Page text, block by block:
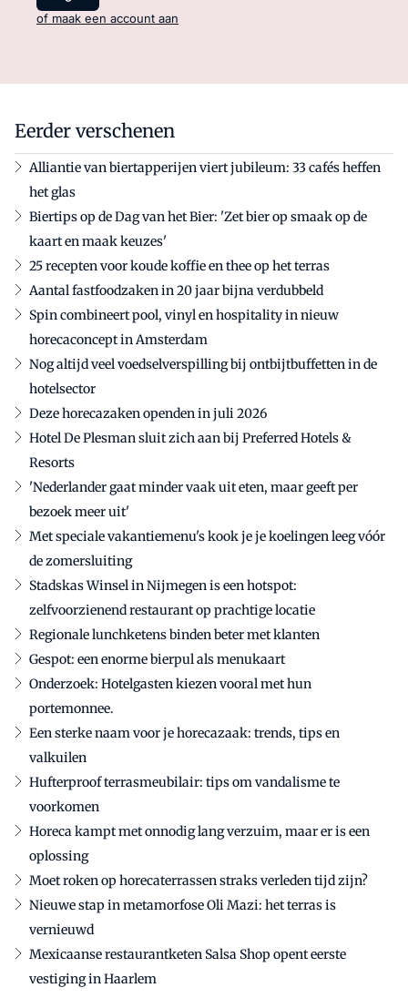
of maak een account aan
Eerder verschenen
Alliantie van biertapperijen viert jubileum: 33 cafés heffen
het glas
Biertips op de Dag van het Bier: 'Zet bier op smaak op de
kaart en maak keuzes'
25 recepten voor koude koffie en thee op het terras
Aantal fastfoodzaken in 20 jaar bijna verdubbeld
Spin combineert pool, vinyl en hospitality in nieuw
horecaconcept in Amsterdam
Nog altijd veel voedselverspilling bij ontbijtbuffetten in de
hotelsector
Deze horecazaken openden in juli 2026
Hotel De Plesman sluit zich aan bij Preferred Hotels &
Resorts
'Nederlander gaat minder vaak uit eten, maar geeft per
bezoek meer uit'
Met speciale vakantiemenu's kook je je koelingen leeg vóór
de zomersluiting
Stadskas Winsel in Nijmegen is een hotspot:
zelfvoorzienend restaurant op prachtige locatie
Regionale lunchketens binden beter met klanten
Gespot: een enorme bierpul als menukaart
Onderzoek: Hotelgasten kiezen vooral met hun
portemonnee.
Een sterke naam voor je horecazaak: trends, tips en
valkuilen
Hufterproof terrasmeubilair: tips om vandalisme te
voorkomen
Horeca kampt met onnodig lang verzuim, maar er is een
oplossing
Moet roken op horecaterrassen straks verleden tijd zijn?
Nieuwe stap in metamorfose Oli Mazi: het terras is
vernieuwd
Mexicaanse restaurantketen Salsa Shop opent eerste
vestiging in Haarlem